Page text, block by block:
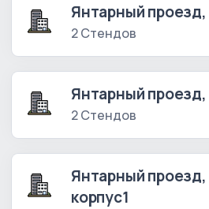
Янтарный
2 Стендов
Янтарный
2 Стендов
Янтарный
корпус1